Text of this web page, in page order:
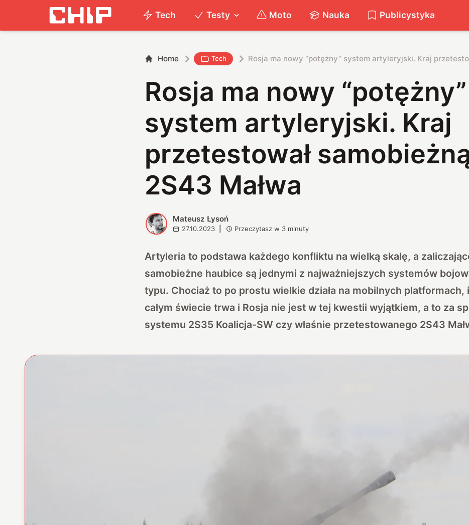
Tech Testy Moto Nauka Publicystyka
Home Tech Rosja ma nowy “potężny” system artyleryjski. Kraj
Rosja ma nowy “potężny”
system artyleryjski. Kraj
przetestował
2S43 Małwa
M Mateusz Łysoń
27.10.2023 Przeczytasz w 3 minuty
Artyleria to podstawa każdego konfliktu na wielką skalę, a
samobieżne haubice są jednymi z najważniejszych systemów
typu. Chociaż to po prostu wielkie działa na mobilnych platformach,
całym świecie trwa i Rosja nie jest w tej kwestii wyjątkiem, a to za
systemu 2S35 Koalicja-SW czy właśnie przetestowanego 2S43